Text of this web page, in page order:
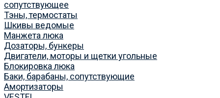
сопутствующее
Тэны, термостаты
Шкивы ведомые
Манжета люка
Дозаторы, бункеры
Двигатели, моторы и щетки угольные
Блокировка люка
Баки, барабаны, сопутствующие
Амортизаторы